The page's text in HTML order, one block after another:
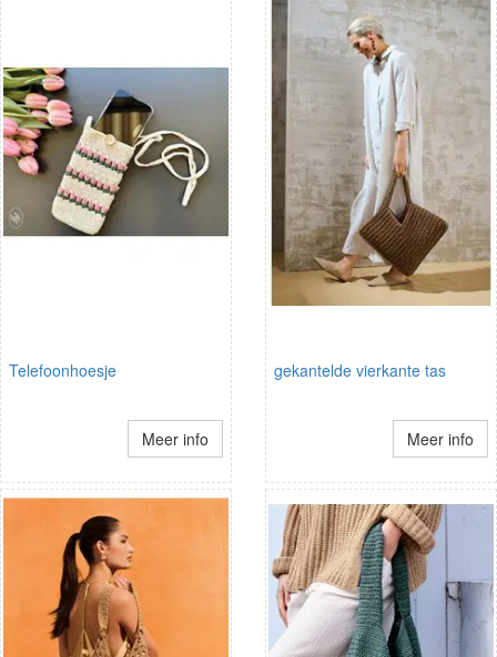
Telefoonhoesje
Meer info
gekantelde vierkante tas
Meer info